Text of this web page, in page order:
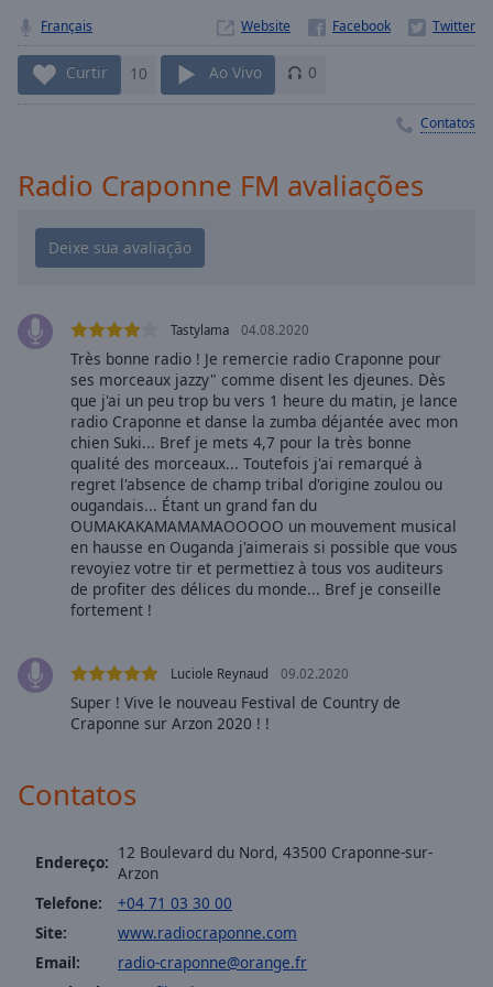
Rate
Chapters
Chapters
descriptions
selected
subtitles
settings,
opens
subtitles
settings
dialog
subtitles
selected
Fullscreen
This
window.
dialog
Escape
Français Website
Curtir 10 Ao Vivo 0
Contatos
Radio Craponne FM avaliações
Tastylama 04.08.2020
Très bonne radio ! Je remercie radio Craponne pour
ses morceaux jazzy" comme disent les djeunes. Dès
que j'ai un peu trop bu vers 1 heure du matin, je lance
radio Craponne et danse la zumba déjantée avec mon
chien Suki... Bref je mets 4,7 pour la très bonne
qualité des morceaux... Toutefois j'ai remarqué à
regret l'absence de champ tribal d'origine zoulou ou
ougandais... Étant un grand fan du
OUMAKAKAMAMAMAOOOOO un mouvement musical
en hausse en Ouganda j'aimerais si possible que vous
revoyiez votre tir et permettiez à tous vos auditeurs
de profiter des délices du monde... Bref je conseille
fortement !
Luciole Reynaud 09.02.2020
Super ! Vive le nouveau Festival de Country de
Craponne sur Arzon 2020 ! !
Contatos
Endereço: 12 Boulevard du Nord, 43500 Craponne-sur-
Arzon
Telefone:
+04 71 03 30 00
Site:
www.radiocraponne.com
Email:
radio-craponne@orange.fr